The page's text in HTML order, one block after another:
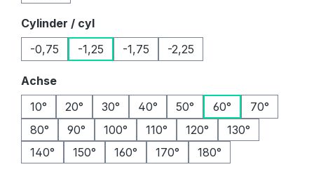
Cylinder / cylauswählen
-0,75
-1,25 -1,75 -2,25
Achseauswählen
10°
20° 30° 40° 50° 60°
70°
80°
90° 100° 110° 120°
130°
140°
150° 160° 170° 180°